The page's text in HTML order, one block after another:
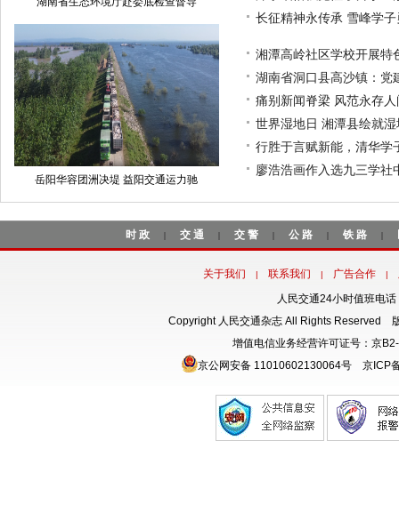
岳阳华容团洲决堤 益阳交通运力驰
长征精神永传承 雪峰学
湘潭高岭社区学校开展特
湖南省洞口县高沙镇：党
痛别新闻脊梁 风范永存
世界湿地日 湘潭县绘就
行胜于言赋新能，清华
廖浩浩画作入选九三学社
时政 | 交通 | 交警 | 公路 | 铁路 |
关于我们 | 联系我们 | 广告合作 |
人民交通24小时值班电
Copyright 人民交通杂志 All Rights Reserved
增值电信业务经营许可证号：京
京公网安备 11010602130064号
京ICP